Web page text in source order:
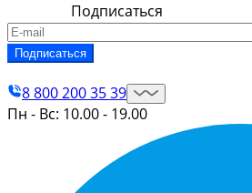
Подписаться
8 800 200 35 39
Пн - Вс: 10.00 - 19.00